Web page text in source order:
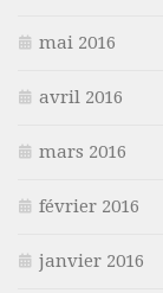
mai 2016
avril 2016
mars 2016
février 2016
janvier 2016